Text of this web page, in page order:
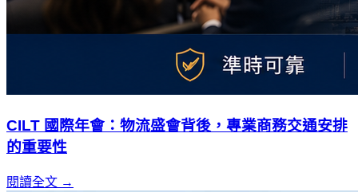
CILT 國際年會：物流盛會背後，專業商務交通安排
的重要性
閱讀全文 →